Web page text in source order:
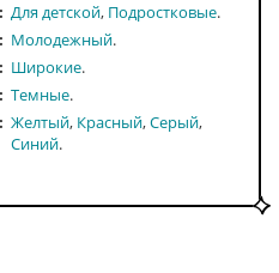
Для детской Подростковые
Молодежный
Широкие
Темные
Желтый Красный Серый
Синий